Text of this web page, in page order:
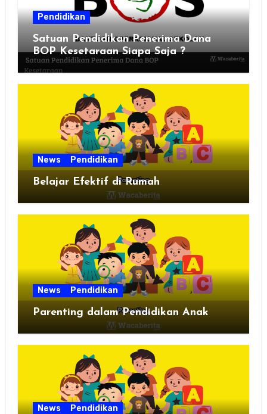
Pendidikan
Satuan Pendidikan Penerima Dana
BOP Kesetaraan Siapa Saja ?
News Pendidikan
Belajar Efektif di Rumah
News Pendidikan
Parenting dalam Pendidikan Anak
News Pendidikan